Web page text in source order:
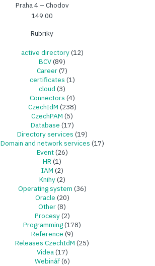
Praha 4 – Chodov
149 00
Rubriky
active directory(12)
BCV(89)
Career(7)
certificates (1)
cloud (3)
Connectors (4)
CzechIdM (238)
CzechPAM (5)
Database (17)
Directory services (19)
Domain and network services (17)
Event(26)
HR (1)
IAM (2)
Knihy(2)
Operating system (36)
Oracle (20)
Other(8)
Procesy(2)
Programming(178)
Reference (9)
Releases CzechIdM (25)
Videa(17)
Webinář(6)